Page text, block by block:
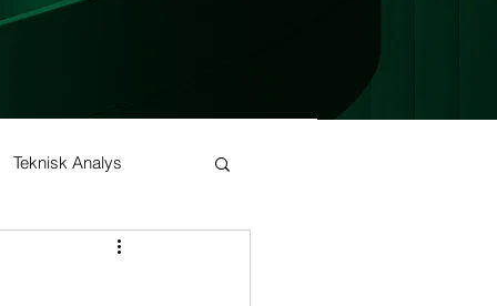
Teknisk Analys
Buy and Hold